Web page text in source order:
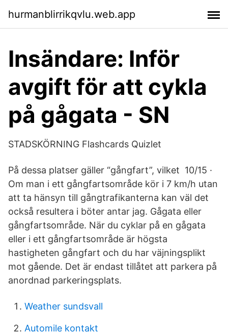
hurmanblirrikqvlu.web.app
Insändare: Inför
avgift för att cykla
på gågata - SN
STADSKÖRNING Flashcards Quizlet
På dessa platser gäller “gångfart”, vilket 10/15 ·
Om man i ett gångfartsområde kör i 7 km/h utan
att ta hänsyn till gångtrafikanterna kan väl det
också resultera i böter antar jag. Gågata eller
gångfartsområde. När du cyklar på en gågata
eller i ett gångfartsområde är högsta
hastigheten gångfart och du har väjningsplikt
mot gående. Det är endast tillåtet att parkera på
anordnad parkeringsplats.
Weather sundsvall
Automile kontakt